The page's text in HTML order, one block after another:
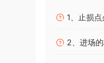
1、止损
2、进场